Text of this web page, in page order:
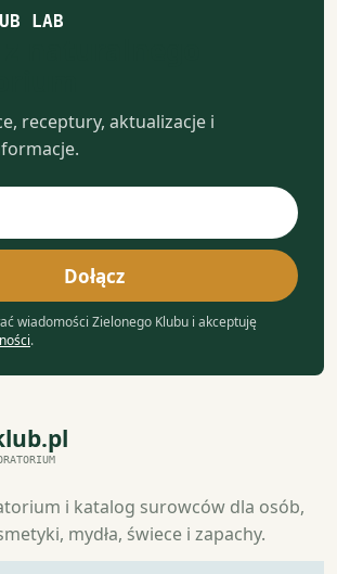
LAB
receptury, aktualizacje i
Dołącz
wiadomości Zielonego Klubu i akceptuję
.
i katalog surowców dla osób,
mydła, świece i zapachy.